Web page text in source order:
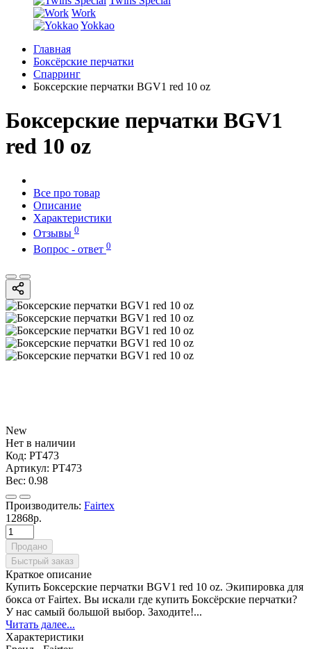
Work
Yokkao
Главная
Боксёрские перчатки
Спарринг
Боксерские перчатки BGV1 red 10 oz
Боксерские перчатки BGV1
red 10 oz
Все про товар
Описание
Характеристики
Отзывы 0
Вопрос - ответ 0
New
Нет в наличии
Код: PT473
Артикул: PT473
Вес: 0.98
Производитель: Fairtex
12868р.
Продано
Быстрый заказ
Краткое описание
Купить Боксерские перчатки BGV1 red 10 oz. Экипировка для
бокса от Fairtex. Вы искали где купить Боксёрские перчатки?
У нас самый большой выбор. Заходите!...
Читать далее...
Характеристики